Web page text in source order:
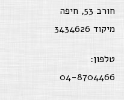
חורב 53, חיפה
מיקוד 3434626
טלפון:
04-8704466